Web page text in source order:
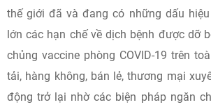
thế giới đã và đang có những dấu
lớn các hạn chế về dịch bệnh được dỡ
chủng vaccine phòng COVID-19 trên
tải, hàng không, bán lẻ, thương mại
động trở lại nhờ các biện pháp ngăn